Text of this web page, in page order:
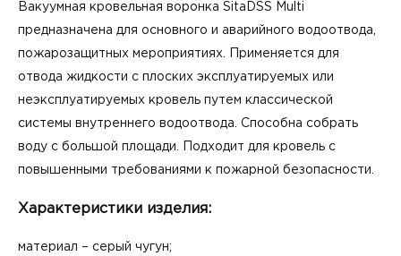
Вакуумная кровельная воронка SitaDSS Multi
предназначена для основного и аварийного водоотвода,
пожарозащитных мероприятиях. Применяется для
отвода жидкости с плоских эксплуатируемых или
неэксплуатируемых кровель путем классической
системы внутреннего водоотвода. Способна собрать
воду с большой площади. Подходит для кровель с
повышенными требованиями к пожарной безопасности.
Характеристики изделия:
материал – серый чугун;